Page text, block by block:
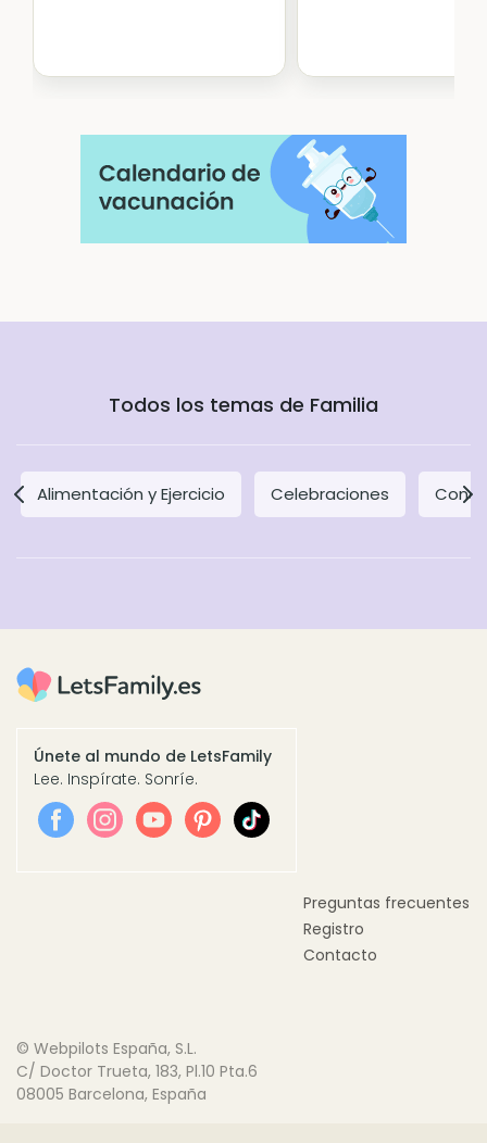
Todos los temas de Familia
Alimentación y Ejercicio Celebraciones
Únete al mundo de LetsFamily
Lee. Inspírate. Sonríe.
Preguntas frecuentes
Registro
Contacto
© Webpilots España, S.L.
C/ Doctor Trueta, 183, Pl.10 Pta.6
08005 Barcelona, España